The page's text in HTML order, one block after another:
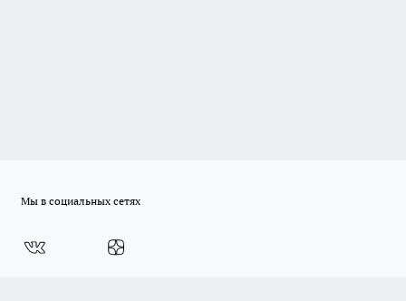
Мы в социальных сетях